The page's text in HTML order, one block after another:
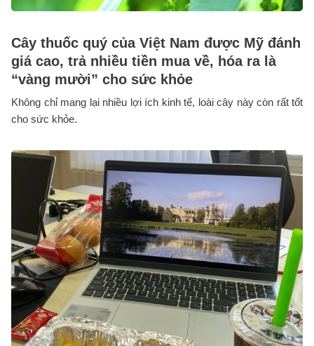
Cây thuốc quý của Việt Nam được Mỹ đánh
giá cao, trả nhiều tiền mua về, hóa ra là
“vàng mười” cho sức khỏe
Không chỉ mang lại nhiều lợi ích kinh tế, loài cây này còn rất tốt
cho sức khỏe.